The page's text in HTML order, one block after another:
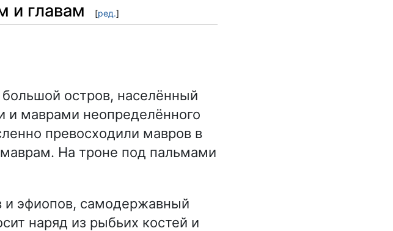
и главам [ред.]
большой остров, населённый
маврами неопределённого
превосходили мавров в
На троне под пальмами
и эфиопов, самодержавный
наряд из рыбьих костей и